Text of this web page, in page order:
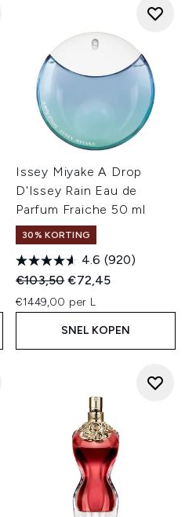
Issey Miyake A Drop
D'Issey Rain Eau de
Parfum Fraiche 50 ml
30% KORTING
4.6 (920)
Recommended Retail Price:
€103,50Huidige prijs:
€72,45
€1449,00 per L
SNEL KOPEN